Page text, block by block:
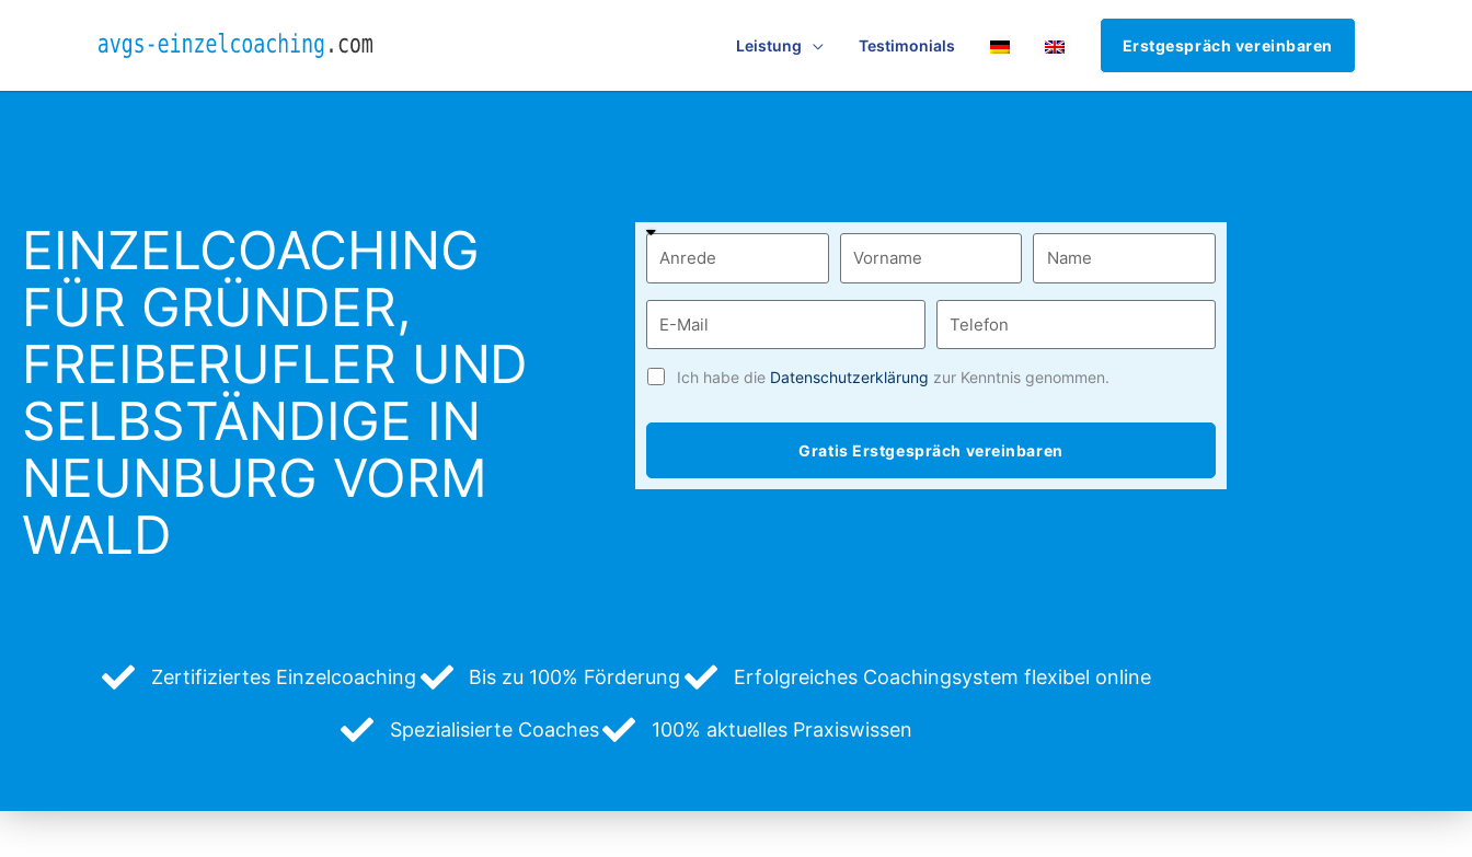
Leistung Testimonials Erstgespräch vereinbaren
EINZELCOACHING
FÜR GRÜNDER,
FREIBERUFLER UND
SELBSTÄNDIGE IN
NEUNBURG VORM
WALD
Ich habe die Datenschutzerklärung zur Kenntnis genommen.
Gratis Erstgespräch vereinbaren
Zertifiziertes Einzelcoaching Bis zu 100% Förderung Erfolgreiches Coachingsystem flexibel online
Spezialisierte Coaches 100% aktuelles Praxiswissen